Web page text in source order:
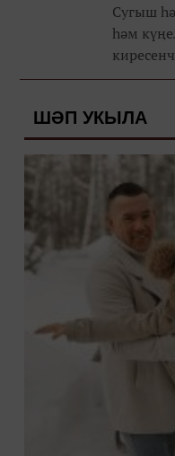
Сугыш
һәм
килми,
күзгә
нәкь
өндәгән
авыр
ярдәм
да
аларга
уяткан,
хакта
ШӘП УКЫЛА